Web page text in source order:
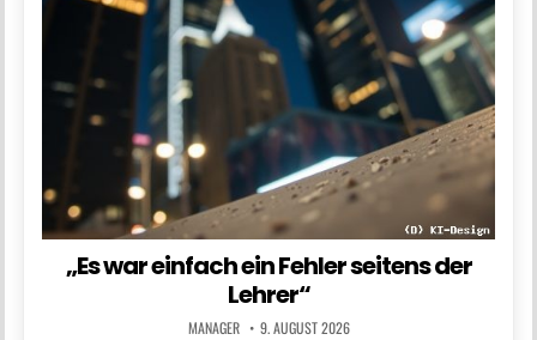
„Es war einfach ein Fehler seitens der
Lehrer“
MANAGER 9. AUGUST 2026